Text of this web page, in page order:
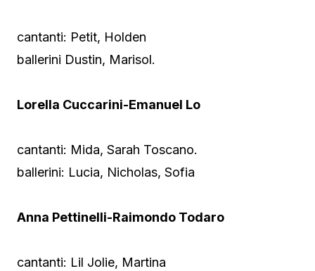
cantanti: Petit, Holden
ballerini Dustin, Marisol.
Lorella Cuccarini-Emanuel Lo
cantanti: Mida, Sarah Toscano.
ballerini: Lucia, Nicholas, Sofia
Anna Pettinelli-Raimondo Todaro
cantanti: Lil Jolie, Martina